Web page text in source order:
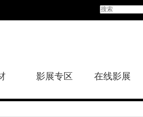
影展专区 在线影展